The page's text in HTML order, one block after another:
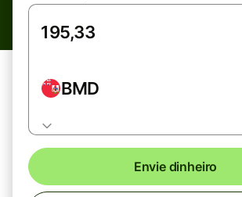
BMD
Envie dinheiro